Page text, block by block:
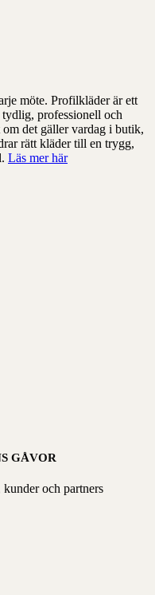
GÅVOR
och partners
möte. Profilkläder är ett
tydlig, professionell och
det gäller vardag i butik,
rätt kläder till en trygg,
Läs mer här